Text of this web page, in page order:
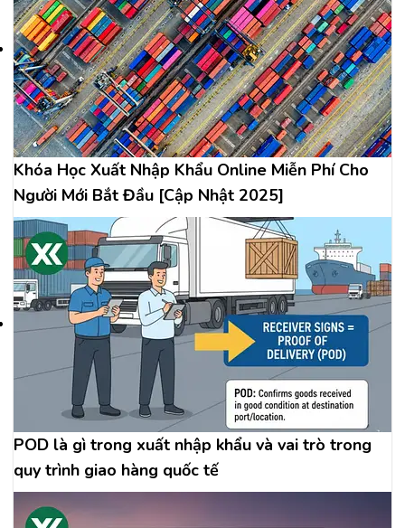
Khóa Học Xuất Nhập Khẩu Online Miễn Phí Cho
Người Mới Bắt Đầu [Cập Nhật 2025]
POD là gì trong xuất nhập khẩu và vai trò trong
quy trình giao hàng quốc tế